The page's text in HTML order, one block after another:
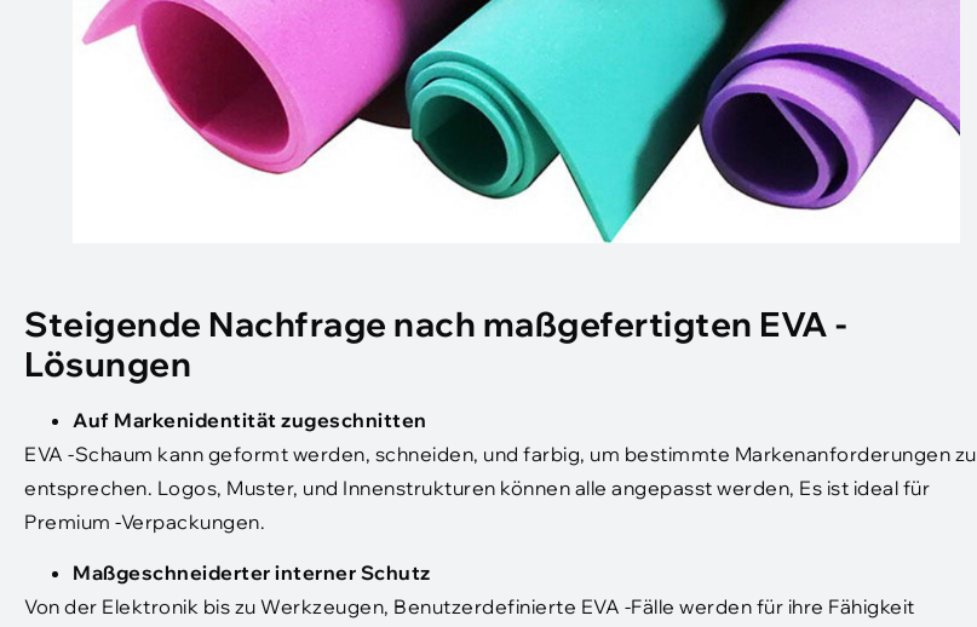
Steigende Nachfrage nach maßgefertigten EVA -
Lösungen
Auf Markenidentität zugeschnitten
EVA -Schaum kann geformt werden, schneiden, und farbig, um bestimmte Markenanforderungen zu
entsprechen. Logos, Muster, und Innenstrukturen können alle angepasst werden, Es ist ideal für
Premium -Verpackungen.
Maßgeschneiderter interner Schutz
Von der Elektronik bis zu Werkzeugen, Benutzerdefinierte EVA -Fälle werden für ihre Fähigkeit